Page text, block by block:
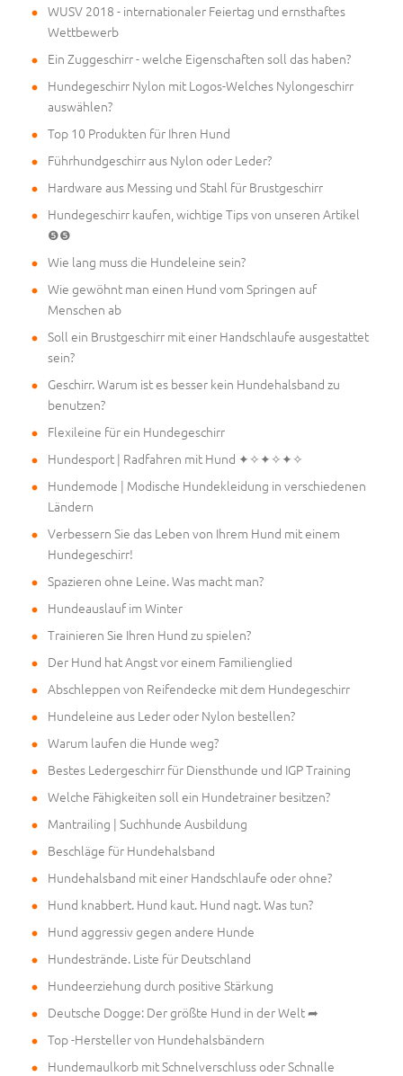
WUSV 2018 - internationaler Feiertag und ernsthaftes
Wettbewerb
Ein Zuggeschirr - welche Eigenschaften soll das haben?
Hundegeschirr Nylon mit Logos-Welches Nylongeschirr
auswählen?
Top 10 Produkten für Ihren Hund
Führhundgeschirr aus Nylon oder Leder?
Hardware aus Messing und Stahl für Brustgeschirr
Hundegeschirr kaufen, wichtige Tips von unseren Artikel
❺❺
Wie lang muss die Hundeleine sein?
Wie gewöhnt man einen Hund vom Springen auf
Menschen ab
Soll ein Brustgeschirr mit einer Handschlaufe ausgestattet
sein?
Geschirr. Warum ist es besser kein Hundehalsband zu
benutzen?
Flexileine für ein Hundegeschirr
Hundesport | Radfahren mit Hund ✦✧✦✧✦✧
Hundemode | Modische Hundekleidung in verschiedenen
Ländern
Verbessern Sie das Leben von Ihrem Hund mit einem
Hundegeschirr!
Spazieren ohne Leine. Was macht man?
Hundeauslauf im Winter
Trainieren Sie Ihren Hund zu spielen?
Der Hund hat Angst vor einem Familienglied
Abschleppen von Reifendecke mit dem Hundegeschirr
Hundeleine aus Leder oder Nylon bestellen?
Warum laufen die Hunde weg?
Bestes Ledergeschirr für Diensthunde und IGP Training
Welche Fähigkeiten soll ein Hundetrainer besitzen?
Mantrailing | Suchhunde Ausbildung
Beschläge für Hundehalsband
Hundehalsband mit einer Handschlaufe oder ohne?
Hund knabbert. Hund kaut. Hund nagt. Was tun?
Hund aggressiv gegen andere Hunde
Hundestrände. Liste für Deutschland
Hundeerziehung durch positive Stärkung
Deutsche Dogge: Der größte Hund in der Welt ➦
Top -Hersteller von Hundehalsbändern
Hundemaulkorb mit Schnelverschluss oder Schnalle